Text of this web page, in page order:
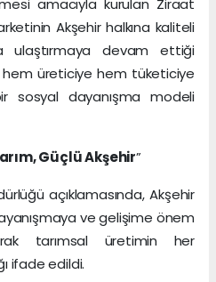
amacıyla kurulan Ziraat
Akşehir halkına kaliteli
ulaştırmaya devam ettiği
hem üreticiye hem tüketiciye
sosyal dayanışma modeli
Güçlü Akşehir”
açıklamasında, Akşehir
ve gelişime önem
tarımsal üretimin her
ifade edildi.